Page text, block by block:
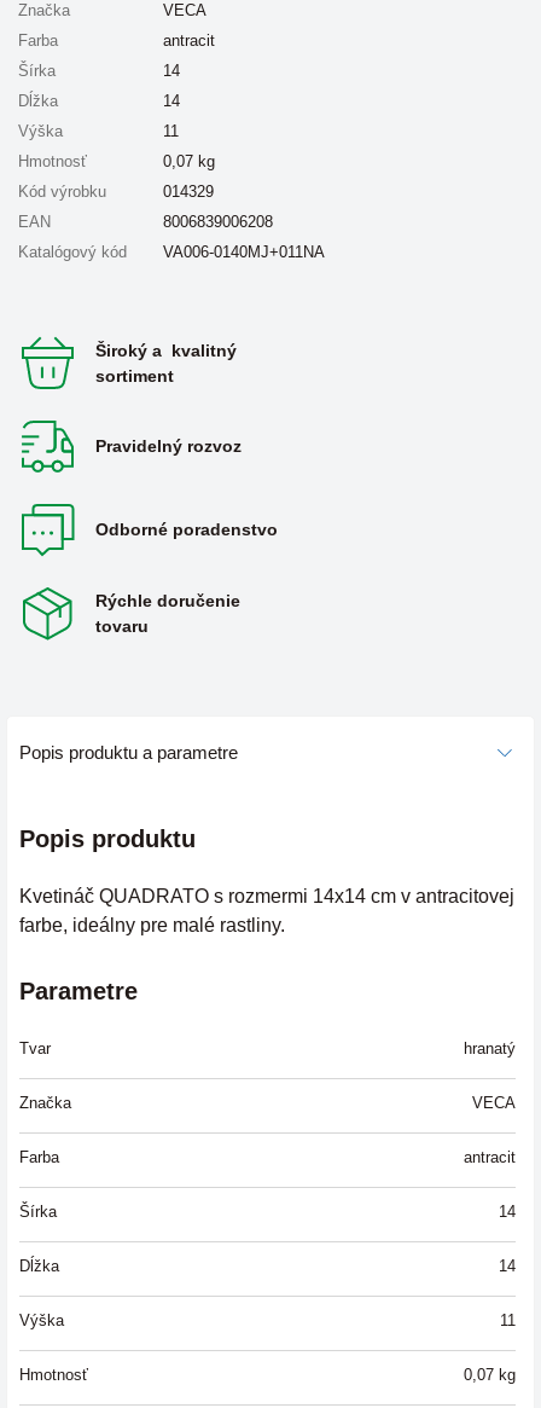
Značka
VECA
Farba
antracit
Šírka
14
Dĺžka
14
Výška
11
Hmotnosť
0,07 kg
Kód výrobku
014329
EAN
8006839006208
Katalógový kód
VA006-0140MJ+011NA
Široký a kvalitný
sortiment
Pravidelný rozvoz
Odborné poradenstvo
Rýchle doručenie
tovaru
Popis produktu a parametre
Popis produktu
Kvetináč QUADRATO s rozmermi 14x14 cm v antracitovej
farbe, ideálny pre malé rastliny.
Parametre
Tvar hranatý
Značka VECA
Farba antracit
Šírka 14
Dĺžka 14
Výška 11
Hmotnosť 0,07 kg